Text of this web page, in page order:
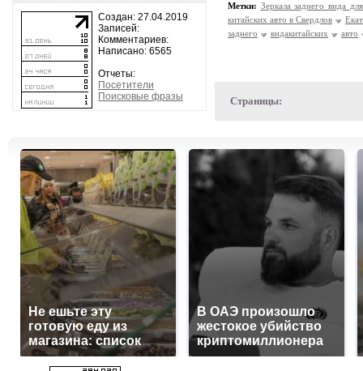
Создан: 27.04.2019
Записей:
Комментариев:
Написано: 6565
Отчеты:
Посетители
Поисковые фразы
Метки: Зеркала заднего вида
китайских авто в Свердлов
заднего
видакитайских авто
Страницы:
Не ешьте эту
готовую еду из
магазина: список
В ОАЭ произошло
жестокое убийство
криптомиллионера